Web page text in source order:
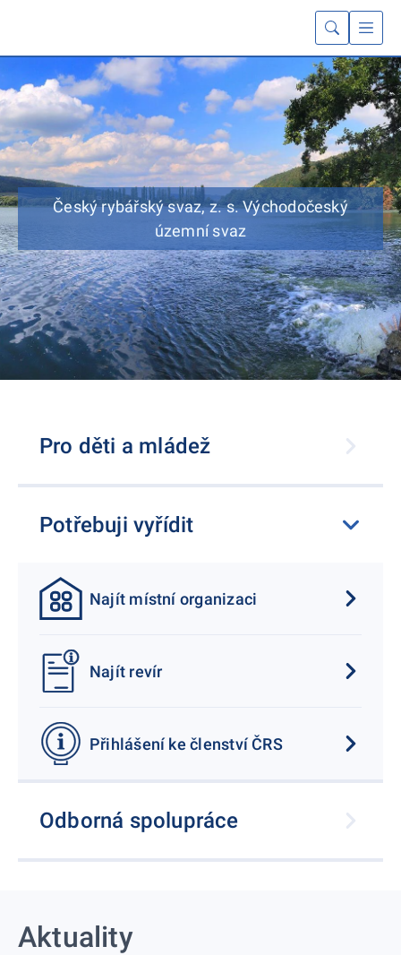
Český rybářský svaz, z. s. Východočeský
územní svaz
Pro děti a mládež
Potřebuji vyřídit
Najít místní organizaci
Najít revír
Přihlášení ke členství ČRS
Odborná spolupráce
Aktuality